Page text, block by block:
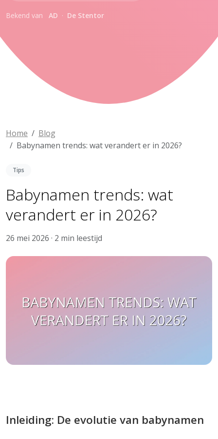
Bekend van AD · De Stentor
Home
Blog
Babynamen trends: wat verandert er in 2026?
Tips
Babynamen trends: wat
verandert er in 2026?
26 mei 2026 · 2 min leestijd
Inleiding: De evolutie van babynamen